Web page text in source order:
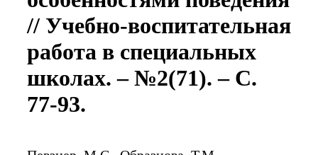
// Учебно-воспитательная
работа в специальных
школах. – №2(71). – С.
77-93.